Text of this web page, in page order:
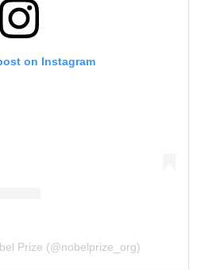
on Instagram
Prize (@nobelprize_org)